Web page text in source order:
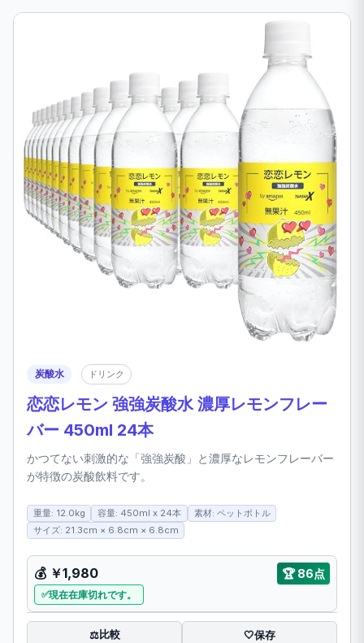
炭酸水 ドリンク
恋恋レモン 強強炭酸水 濃厚レモンフレー
バー 450ml 24本
かつてない刺激的な「強強炭酸」と濃厚なレモンフレーバー
が特徴の炭酸飲料です。
重量: 12.0kg 容量: 450ml x 24本
素材: ペットボトル
サイズ: 21.3cm × 6.8cm × 6.8cm
💰 ￥1,980 🏆 86点
現在在庫切れです。
⚖️比較 🤍保存